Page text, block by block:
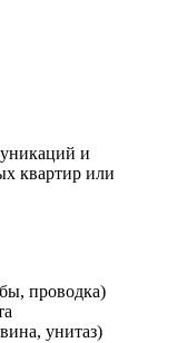
и
квартир или
проводка)
унитаз)